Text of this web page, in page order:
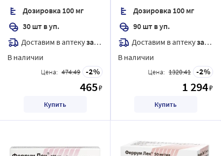
Дозировка 100 мг
30 шт в уп.
Доставим в аптекузавтра
В наличии
Цена: 474.49 2
465₽
Купить
Дозировка 100 мг
90 шт в уп.
Доставим в аптекузавтра
В наличии
Цена: 1320.41 2
1 294₽
Купить